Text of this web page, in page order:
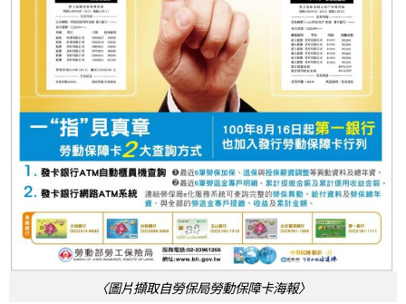
〈圖片擷取自勞保局勞動保障卡海報〉